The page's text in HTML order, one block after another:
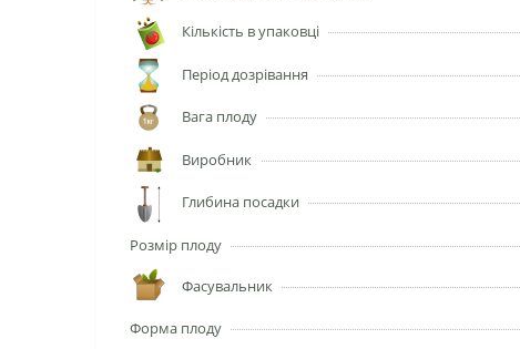
Кількість в упаковці
Період дозрівання
Вага плоду
Виробник
Глибина посадки
Розмір плоду
Фасувальник
Форма плоду